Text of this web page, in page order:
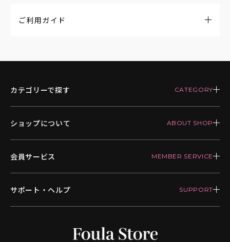
ご利用ガイド
カテゴリーで探す
ショップについて
会員サービス
サポート・ヘルプ